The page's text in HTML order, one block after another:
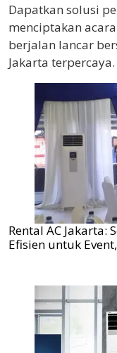
Dapatkan solusi
menciptakan
berjalan lancar
Jakarta terpercaya.
Rental AC Jakarta:
Efisien untuk